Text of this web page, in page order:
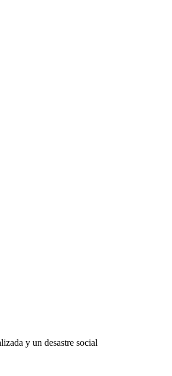
y un desastre social